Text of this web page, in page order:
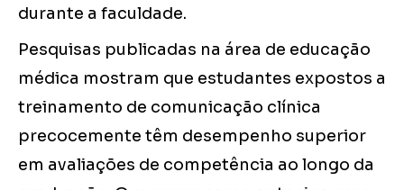
durante a faculdade.
Pesquisas publicadas na área de educação
médica mostram que estudantes expostos a
treinamento de comunicação clínica
precocemente têm desempenho superior
em avaliações de competência ao longo da